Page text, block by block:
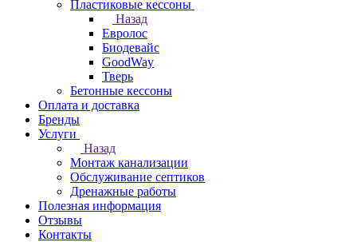
Пластиковые кессоны
Назад
Евролос
Биодевайс
GoodWay
Тверь
Бетонные кессоны
Оплата и доставка
Бренды
Услуги
Назад
Монтаж канализации
Обслуживание септиков
Дренажные работы
Полезная информация
Отзывы
Контакты